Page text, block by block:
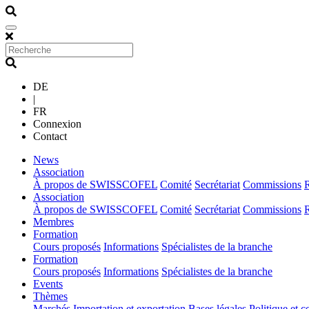
DE
|
FR
Connexion
Contact
News(current)
Association
À propos de SWISSCOFEL Comité Secrétariat Commissions
Association
À propos de SWISSCOFEL Comité Secrétariat Commissions
Membres(current)
Formation
Cours proposés Informations Spécialistes de la branche
Formation
Cours proposés Informations Spécialistes de la branche
Events(current)
Thèmes(current)